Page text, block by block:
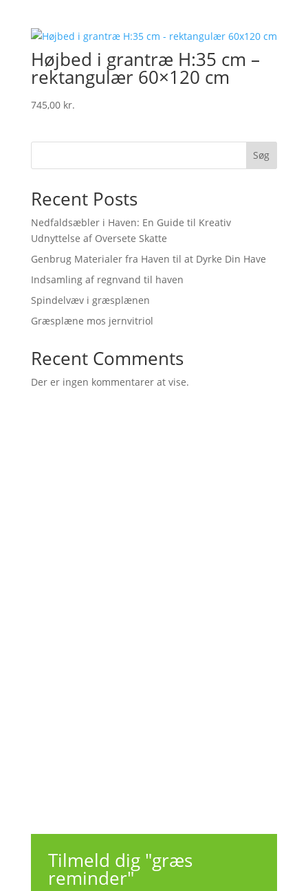
Højbed i grantræ H:35 cm –
rektangulær 60×120 cm
745,00 kr.
Søg
Recent Posts
Nedfaldsæbler i Haven: En Guide til Kreativ
Udnyttelse af Oversete Skatte
Genbrug Materialer fra Haven til at Dyrke Din Have
Indsamling af regnvand til haven
Spindelvæv i græsplænen
Græsplæne mos jernvitriol
Recent Comments
Der er ingen kommentarer at vise.
Tilmeld dig "græs
reminder"